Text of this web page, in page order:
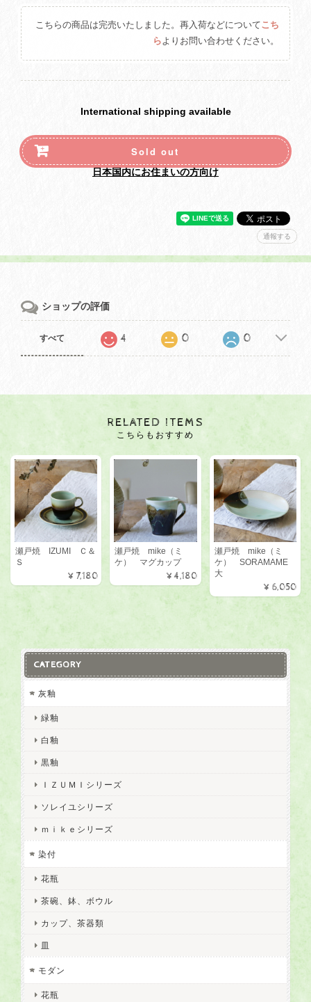
こちらの商品は完売いたしました。再入荷などについてこち
らよりお問い合わせください。
International shipping available
Sold out
日本国内にお住まいの方向け
通報する
ショップの評価
すべて 4 0 0
RELATED ITEMS
こちらもおすすめ
瀬戸焼 IZUMI Ｃ＆
Ｓ
¥7,180
瀬戸焼 mike（ミ
ケ） マグカップ
¥4,180
瀬戸焼 mike（ミ
ケ） SORAMAME
大
¥6,050
CATEGORY
灰釉
緑釉
白釉
黒釉
ＩＺＵＭＩシリーズ
ソレイユシリーズ
ｍｉｋｅシリーズ
染付
花瓶
茶碗、鉢、ボウル
カップ、茶器類
皿
モダン
花瓶